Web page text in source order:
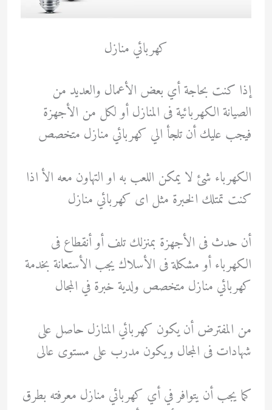
كهربائي منازل
إذا كنت بحاجة أي بعض الأعمال والعديد من
الصيانة الكهربائية فى المنازل أو لكل من الأجهزة
فيجب عليك أن تلجأ الي كهربائي منازل متخصص
الكهرباء شئ لا يمكن اللعب به او التهاون معه الأ اذا
كنت تمتلك الخبرة مثل اى كهربائي منازل
أن حدث فى الأجهزة بمنزلك تلف أو أنقطاع فى
الكهرباء أو مشكلة فى الأسلاك يجب الأستعانة بخدمة
كهربائي منازل متخصص ولدية خبرة في المجال
من المفترض أن يكون كهربائي المنازل حاصل على
شهادات فى المجال ويكون مدرب على مستوى عالى
كما يجب أن يتوافر في أي كهربائي منازل معرفته بطرق